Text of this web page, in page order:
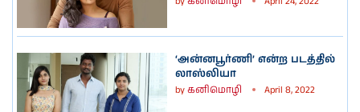
‘அன்னபூர்ணி’ என்ற படத்தில்
லாஸ்லியா
byகனிமொழி April 8, 2022